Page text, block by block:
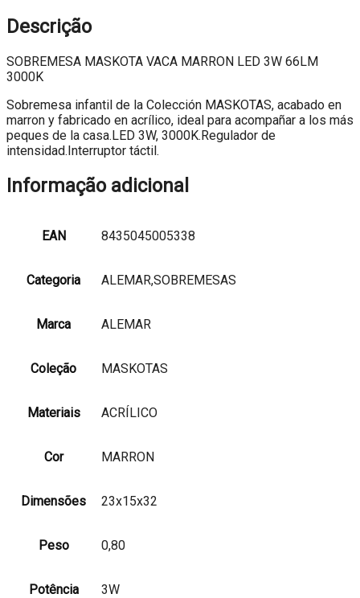
3000K
Descrição
SOBREMESA MASKOTA VACA MARRON LED 3W 66LM
3000K
Sobremesa infantil de la Colección MASKOTAS, acabado en
marron y fabricado en acrílico, ideal para acompañar a los más
peques de la casa.LED 3W, 3000K.Regulador de
intensidad.Interruptor táctil.
Informação adicional
EAN 8435045005338
Categoria ALEMAR,SOBREMESAS
Marca ALEMAR
Coleção MASKOTAS
Materiais ACRÍLICO
Cor MARRON
Dimensões 23x15x32
Peso 0,80
Potência 3W